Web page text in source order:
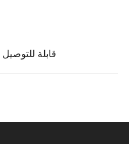
بطاقة 48ch AWG قابلة للتوصيل